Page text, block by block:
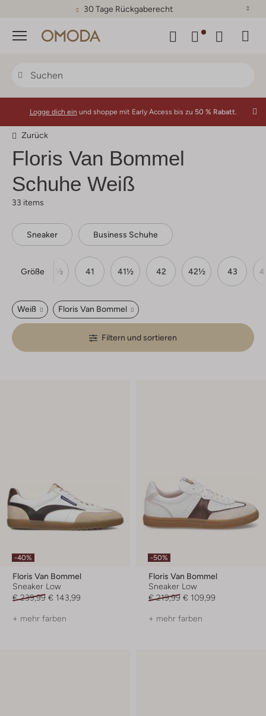
30 Tage Rückgaberecht
Menü
Logge dich ein und shoppe mit Early Access bis zu 50 % Rabatt.
Zurück
Floris Van Bommel
Schuhe Weiß
33 items
Sneaker Business Schuhe
Größe
40 40½ 41 41½ 42 42½ 43
Weiß Floris Van Bommel
Filtern und sortieren
-40%
Floris Van Bommel
Sneaker Low
€ 239,99 € 143,99
+ mehr farben
-50%
Floris Van Bommel
Sneaker Low
€ 219,99 € 109,99
+ mehr farben